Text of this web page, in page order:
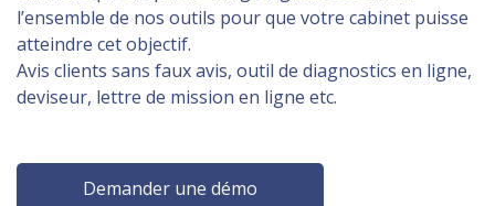
l’ensemble de nos outils pour que votre cabinet puisse
atteindre cet objectif.
Avis clients sans faux avis, outil de diagnostics en ligne,
deviseur, lettre de mission en ligne etc.
Demander une démo